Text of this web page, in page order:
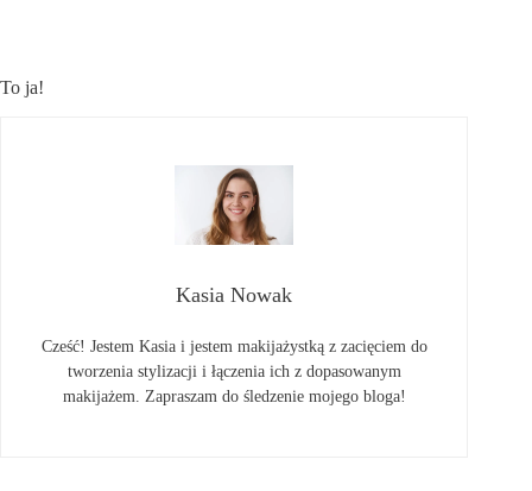
To ja!
Kasia Nowak
Cześć! Jestem Kasia i jestem makijażystką z zacięciem do
tworzenia stylizacji i łączenia ich z dopasowanym
makijażem. Zapraszam do śledzenie mojego bloga!